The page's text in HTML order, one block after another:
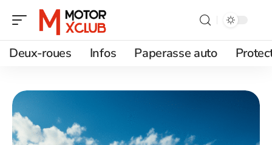
Deux-roues Infos Paperasse auto